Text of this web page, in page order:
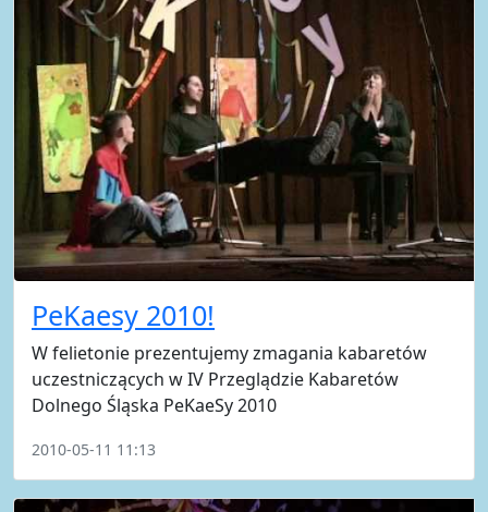
PeKaesy 2010!
W felietonie prezentujemy zmagania kabaretów
uczestniczących w IV Przeglądzie Kabaretów
Dolnego Śląska PeKaeSy 2010
2010-05-11 11:13